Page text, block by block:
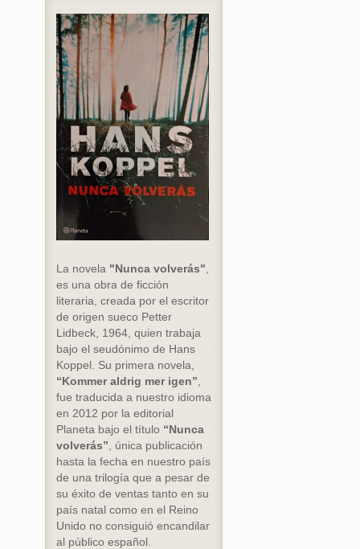
La novela "Nunca volverás"
es una obra de ficción
literaria, creada por el escritor
de origen sueco Petter
Lidbeck, 1964, quien trabaja
bajo el seudónimo de Hans
Koppel. Su primera novela,
“Kommer aldrig mer igen”
fue traducida a nuestro idioma
en 2012 por la editorial
Planeta bajo el título “Nunca
volverás” , única publicación
hasta la fecha en nuestro país
de una trilogía que a pesar de
su éxito de ventas tanto en su
país natal como en el Reino
Unido no consiguió encandilar
al público español.